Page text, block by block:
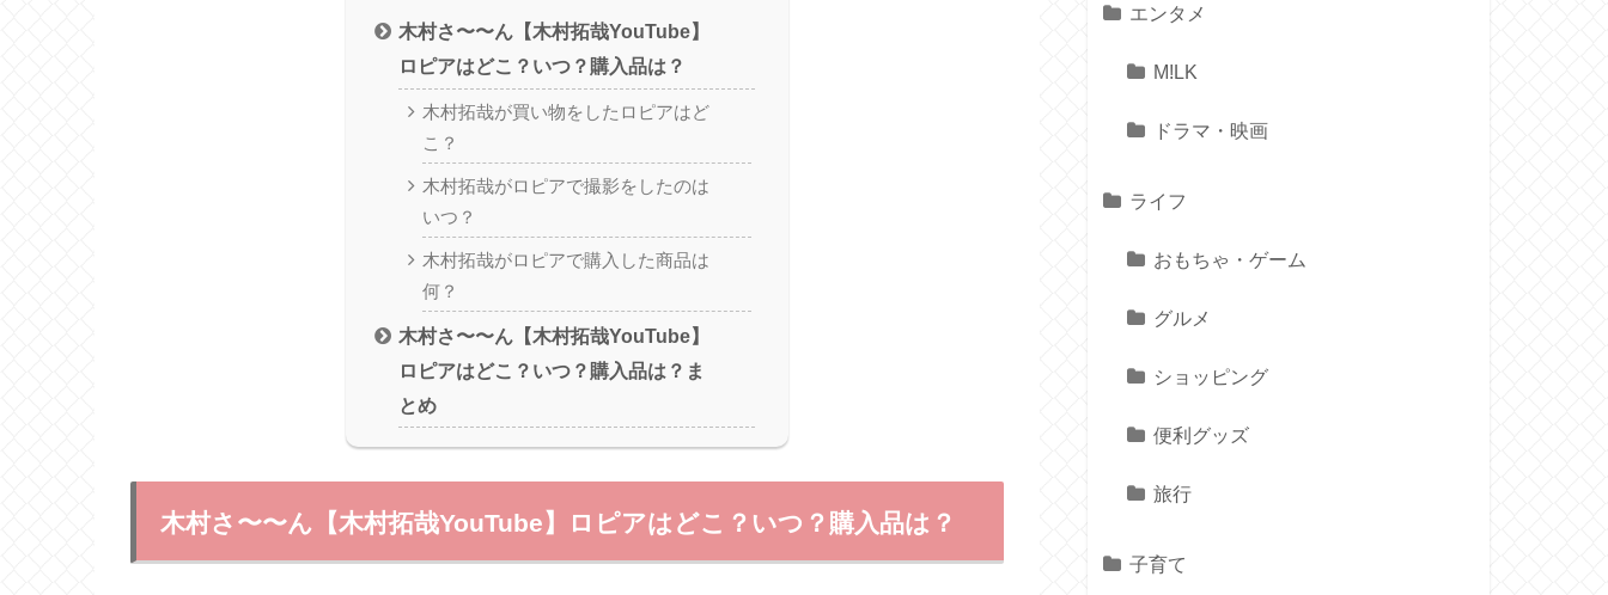
木村さ〜〜ん【木村拓哉YouTube】
ロピアはどこ？いつ？購入品は？
木村拓哉が買い物をしたロピアはど
こ？
木村拓哉がロピアで撮影をしたのは
いつ？
木村拓哉がロピアで購入した商品は
何？
木村さ〜〜ん【木村拓哉YouTube】
ロピアはどこ？いつ？購入品は？ま
とめ
木村さ〜〜ん【木村拓哉YouTube】ロピアはどこ？いつ？購入品は？
エンタメ
M!LK
ドラマ・映画
ライフ
おもちゃ・ゲーム
グルメ
ショッピング
便利グッズ
旅行
子育て